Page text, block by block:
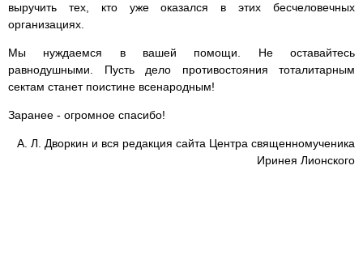
выручить тех, кто уже оказался в этих бесчеловечных
организациях.
Мы нуждаемся в вашей помощи. Не оставайтесь
равнодушными. Пусть дело противостояния тоталитарным
сектам станет поистине всенародным!
Заранее - огромное спасибо!
А. Л. Дворкин и вся редакция сайта Центра священномученика
Иринея Лионского